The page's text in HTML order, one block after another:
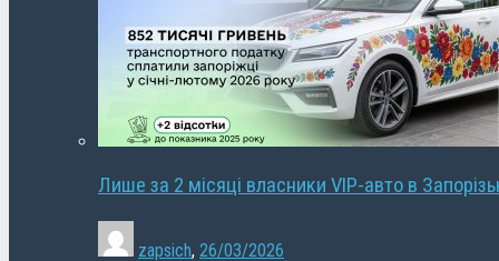
Лише за 2 місяці власники VIP-авто в
zapsich, 26/03/2026